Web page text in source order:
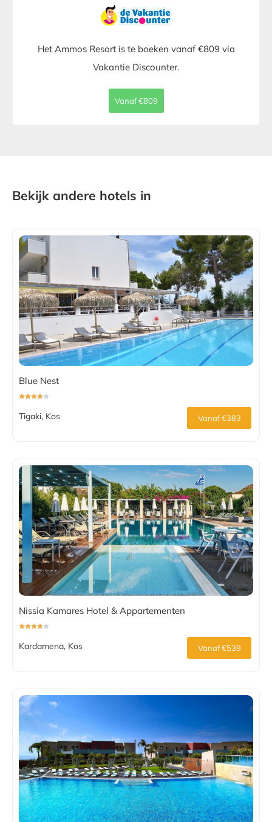
Het Ammos Resort is te boeken vanaf €809 via
Vakantie Discounter.
Vanaf €809
Bekijk andere hotels in
Blue Nest
Tigaki, Kos Vanaf €383
Nissia Kamares Hotel & Appartementen
Kardamena, Kos Vanaf €539